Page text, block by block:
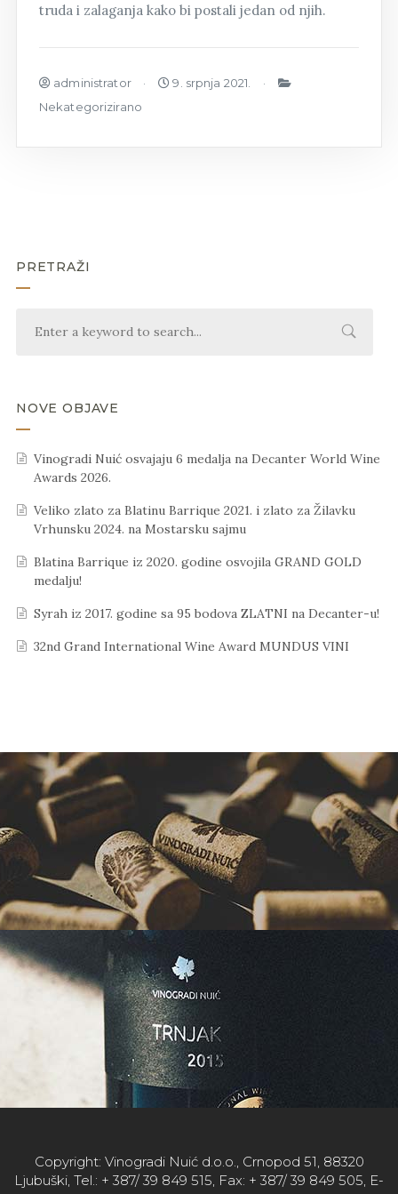
truda i zalaganja kako bi postali jedan od njih.
administrator
9. srpnja 2021.
Nekategorizirano
PRETRAŽI
NOVE OBJAVE
Vinogradi Nuić osvajaju 6 medalja na Decanter World Wine
Awards 2026.
Veliko zlato za Blatinu Barrique 2021. i zlato za Žilavku
Vrhunsku 2024. na Mostarsku sajmu
Blatina Barrique iz 2020. godine osvojila GRAND GOLD
medalju!
Syrah iz 2017. godine sa 95 bodova ZLATNI na Decanter-u!
32nd Grand International Wine Award MUNDUS VINI
Copyright: Vinogradi Nuić d.o.o., Crnopod 51, 88320
Ljubuški, Tel.: + 387/ 39 849 515, Fax: + 387/ 39 849 505, E-